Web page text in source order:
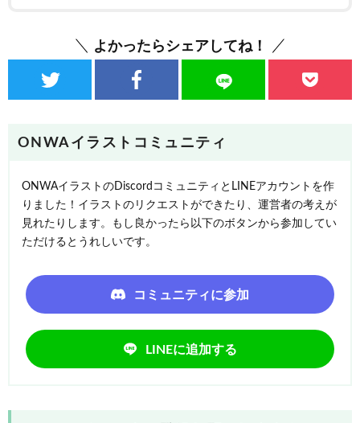
よかったらシェアしてね！
ONWAイラストコミュニティ
ONWAイラストのDiscordコミュニティとLINEアカウントを作
りました！イラストのリクエストができたり、運営者の考えが
見れたりします。もし良かったら以下のボタンから参加してい
ただけるとうれしいです。
コミュニティに参加
LINEに追加する